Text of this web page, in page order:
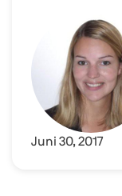
Welche
Juni 30, 2017